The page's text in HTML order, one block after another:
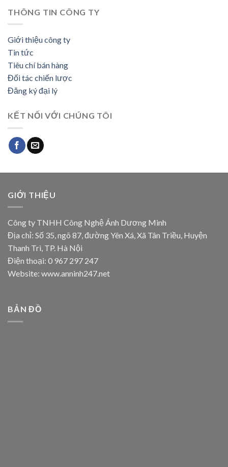
THÔNG TIN CÔNG TY
Giới thiệu công ty
Tin tức
Tiêu chí bán hàng
Đối tác chiến lược
Đăng ký đại lý
KẾT NỐI VỚI CHÚNG TÔI
GIỚI THIỆU
Công ty TNHH Công Nghệ Ánh Dương Minh
Địa chỉ: Số 35, ngõ 87, đường Yên Xá, Xã Tân Triều, Huyện
Thanh Trì, TP. Hà Nội
Điện thoại: 0 967 297 247
Website: www.anninh247.net
BẢN ĐỒ